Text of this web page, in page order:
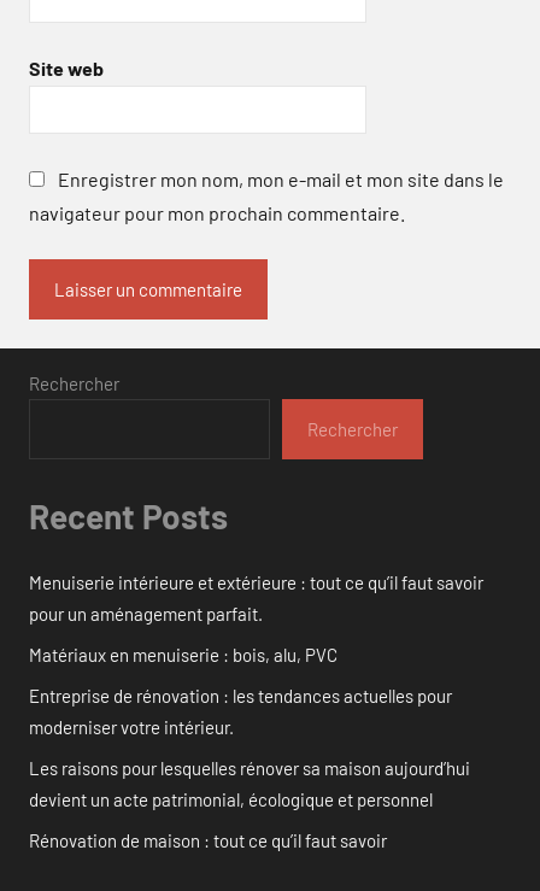
Site web
Enregistrer mon nom, mon e-mail et mon site dans le
navigateur pour mon prochain commentaire.
Rechercher
Rechercher
Recent Posts
Menuiserie intérieure et extérieure : tout ce qu’il faut savoir
pour un aménagement parfait.
Matériaux en menuiserie : bois, alu, PVC
Entreprise de rénovation : les tendances actuelles pour
moderniser votre intérieur.
Les raisons pour lesquelles rénover sa maison aujourd’hui
devient un acte patrimonial, écologique et personnel
Rénovation de maison : tout ce qu’il faut savoir